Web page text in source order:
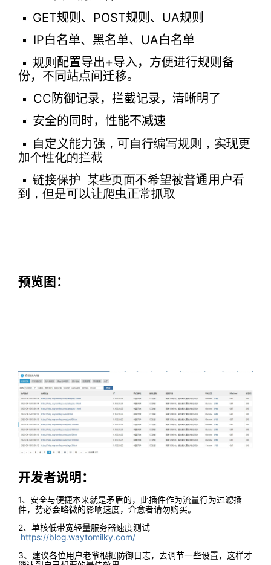
GET规则、POST规则、UA规则
IP白名单、黑名单、UA白名单
规则 配置导出+导入，方便进行规则备
份，不同站点间迁移。
CC防御记录，拦截记录，清晰明了
安全的同时，性能不减速
自定义能力强，可自行编写规则，实现更
加个性化的拦截
链接保护 某些页面不希望被普通用户看
到，但是可以让爬虫正常抓取
预览图：
开发者说明：
1、安全与便捷本来就是矛盾的，此插件作为流量行为过滤插
件，势必会略微的影响速度，介意者请勿购买。
2、 单核低带宽轻量服务器速度测试
https://blog.waytomilky.com/
3、建议各位用户老爷根据防御日志，去调节一些设置，这样才